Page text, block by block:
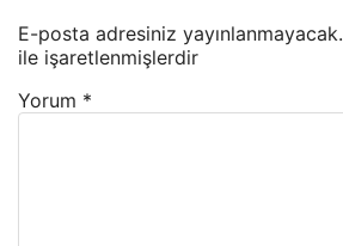
E-posta adresiniz yayınlanmayacak.
ile işaretlenmişlerdir
Yorum *